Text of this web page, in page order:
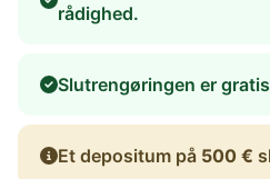
rådighed.
Slutrengøringen er
Et depositum på 500 €